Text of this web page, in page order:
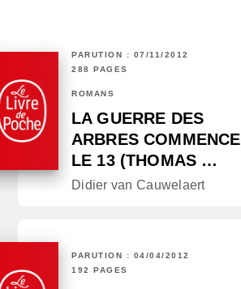
PARUTION : 07/11/2012
288 PAGES
ROMANS
LA GUERRE DES
ARBRES COMMENCE
LE 13 (THOMAS …
Didier van Cauwelaert
PARUTION : 04/04/2012
192 PAGES